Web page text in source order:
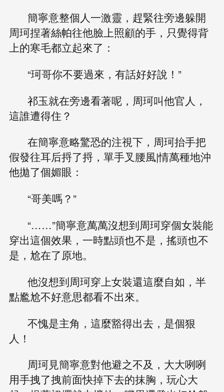
簡寧意整個人一激靈，趕緊往旁邊躲開
周珂捏著絲帕往他臉上照顧的手，只覺得背
上的寒毛都立起來了：
“珂哥你不要過來，有話好好說！”
祁玉就在旁邊看著呢，周珂叫他官人，
這誰遭得住？
在簡寧意略驚恐的注視下，周珂抬手把
假發往耳后捋了捋，單手叉腰風|情萬種地沖
他拋了個媚眼：
“哥美嗎？”
“……”簡寧意萬萬沒想到周珂穿個女裝能
穿出這個效果，一時點頭也不是，搖頭也不
是，尬在了原地。
他沒想到周珂穿上女裝還這麼自如，半
點尷尬不好意思都看不出來。
不愧是主角，這麼豁得出去，是個狠
人！
周珂見簡寧意對他避之不及，大大咧咧
用手拽了拽前面快掉下去的抹胸，玩心大